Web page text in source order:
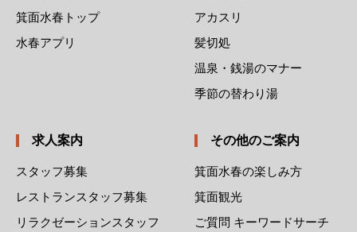
箕面水春トップ
水春アプリ
アカスリ
髪切処
温泉・銭湯のマナー
季節の替わり湯
求人案内
スタッフ募集
レストランスタッフ募集
リラクゼーションスタッフ
その他のご案内
箕面水春の楽しみ方
箕面観光
ご質問 キーワードサーチ